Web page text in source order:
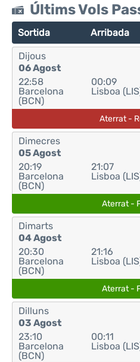
Últims Vols
Sortida Arribada
Dijous
06 Agost
22:58
Barcelona
(BCN)
00:09
Lisboa
Aterrat -
Dimecres
05 Agost
20:19
Barcelona
(BCN)
21:07
Lisboa
Aterrat -
Dimarts
04 Agost
20:30
Barcelona
(BCN)
21:16
Lisboa
Aterrat -
Dilluns
03 Agost
23:10
Barcelona
(BCN)
00:11
Lisboa